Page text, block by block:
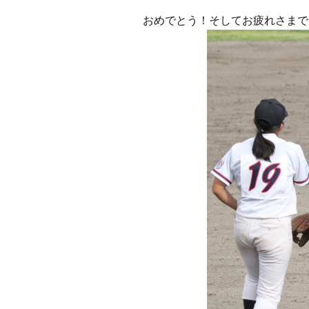
おめでとう！そしてお疲れさま